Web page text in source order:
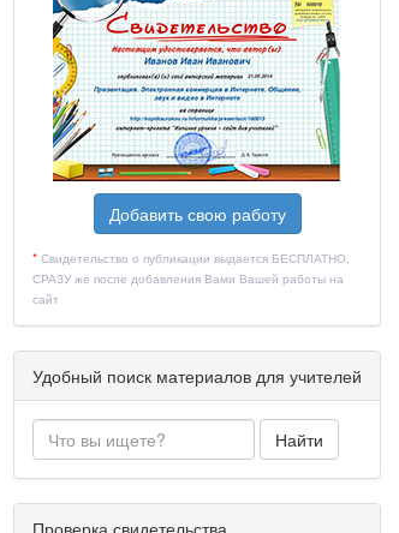
Добавить свою работу
* Свидетельство о публикации выдается БЕСПЛАТНО,
СРАЗУ же после добавления Вами Вашей работы на
сайт
Удобный поиск материалов для учителей
Найти
Проверка свидетельства